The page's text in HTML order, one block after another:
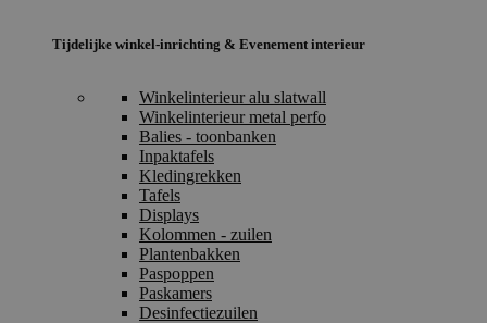
Tijdelijke winkel-inrichting & Evenement interieur
Winkelinterieur alu slatwall
Winkelinterieur metal perfo
Balies - toonbanken
Inpaktafels
Kledingrekken
Tafels
Displays
Kolommen - zuilen
Plantenbakken
Paspoppen
Paskamers
Desinfectiezuilen